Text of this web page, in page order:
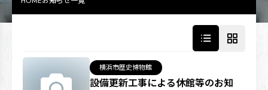
設備更新工事による休館等のお知
横浜市歴史博物館